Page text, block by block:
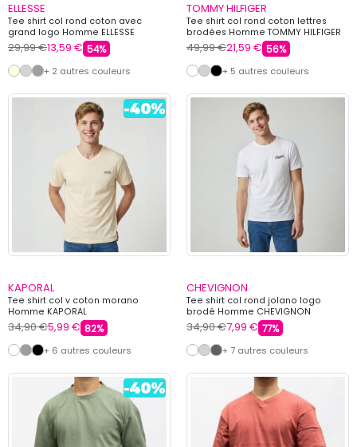
ELLESSE
Tee shirt col rond coton avec
grand logo Homme ELLESSE
29,99 €13,59 € 54%
+ 2 autres couleurs
TOMMY HILFIGER
Tee shirt col rond coton lettres
brodées Homme TOMMY HILFIGER
49,99 €21,59 € 56%
+ 5 autres couleurs
KAPORAL
Tee shirt col v coton morano
Homme KAPORAL
34,90 €5,99 € 82%
+ 6 autres couleurs
CHEVIGNON
Tee shirt col rond jolano logo
brodé Homme CHEVIGNON
34,90 €7,99 € 77%
+ 7 autres couleurs